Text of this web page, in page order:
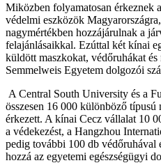
Miközben folyamatosan érkeznek
védelmi eszközök
nagymértékben hozzájárulnak a
felajánlásaikkal. Ezúttal két kínai
küldött maszkokat, védőruhákat
Semmelweis Egyetem dolgozói
A Central South University és a
összesen 16 000 különböző típusú
érkezett. A kínai Cecz vállalat 10
a védekezést, a Hangzhou
pedig további 100 db védőruhával
hozzá az egyetemi egészségügyi